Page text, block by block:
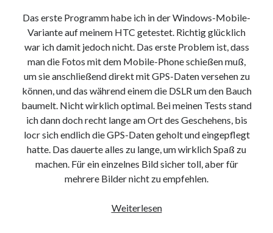
Das erste Programm habe ich in der Windows-Mobile-
Variante auf meinem HTC getestet. Richtig glücklich
war ich damit jedoch nicht. Das erste Problem ist, dass
man die Fotos mit dem Mobile-Phone schießen muß,
um sie anschließend direkt mit GPS-Daten versehen zu
können, und das während einem die DSLR um den Bauch
baumelt. Nicht wirklich optimal. Bei meinen Tests stand
ich dann doch recht lange am Ort des Geschehens, bis
locr sich endlich die GPS-Daten geholt und eingepflegt
hatte. Das dauerte alles zu lange, um wirklich Spaß zu
machen. Für ein einzelnes Bild sicher toll, aber für
mehrere Bilder nicht zu empfehlen.
WeiterlesenWo